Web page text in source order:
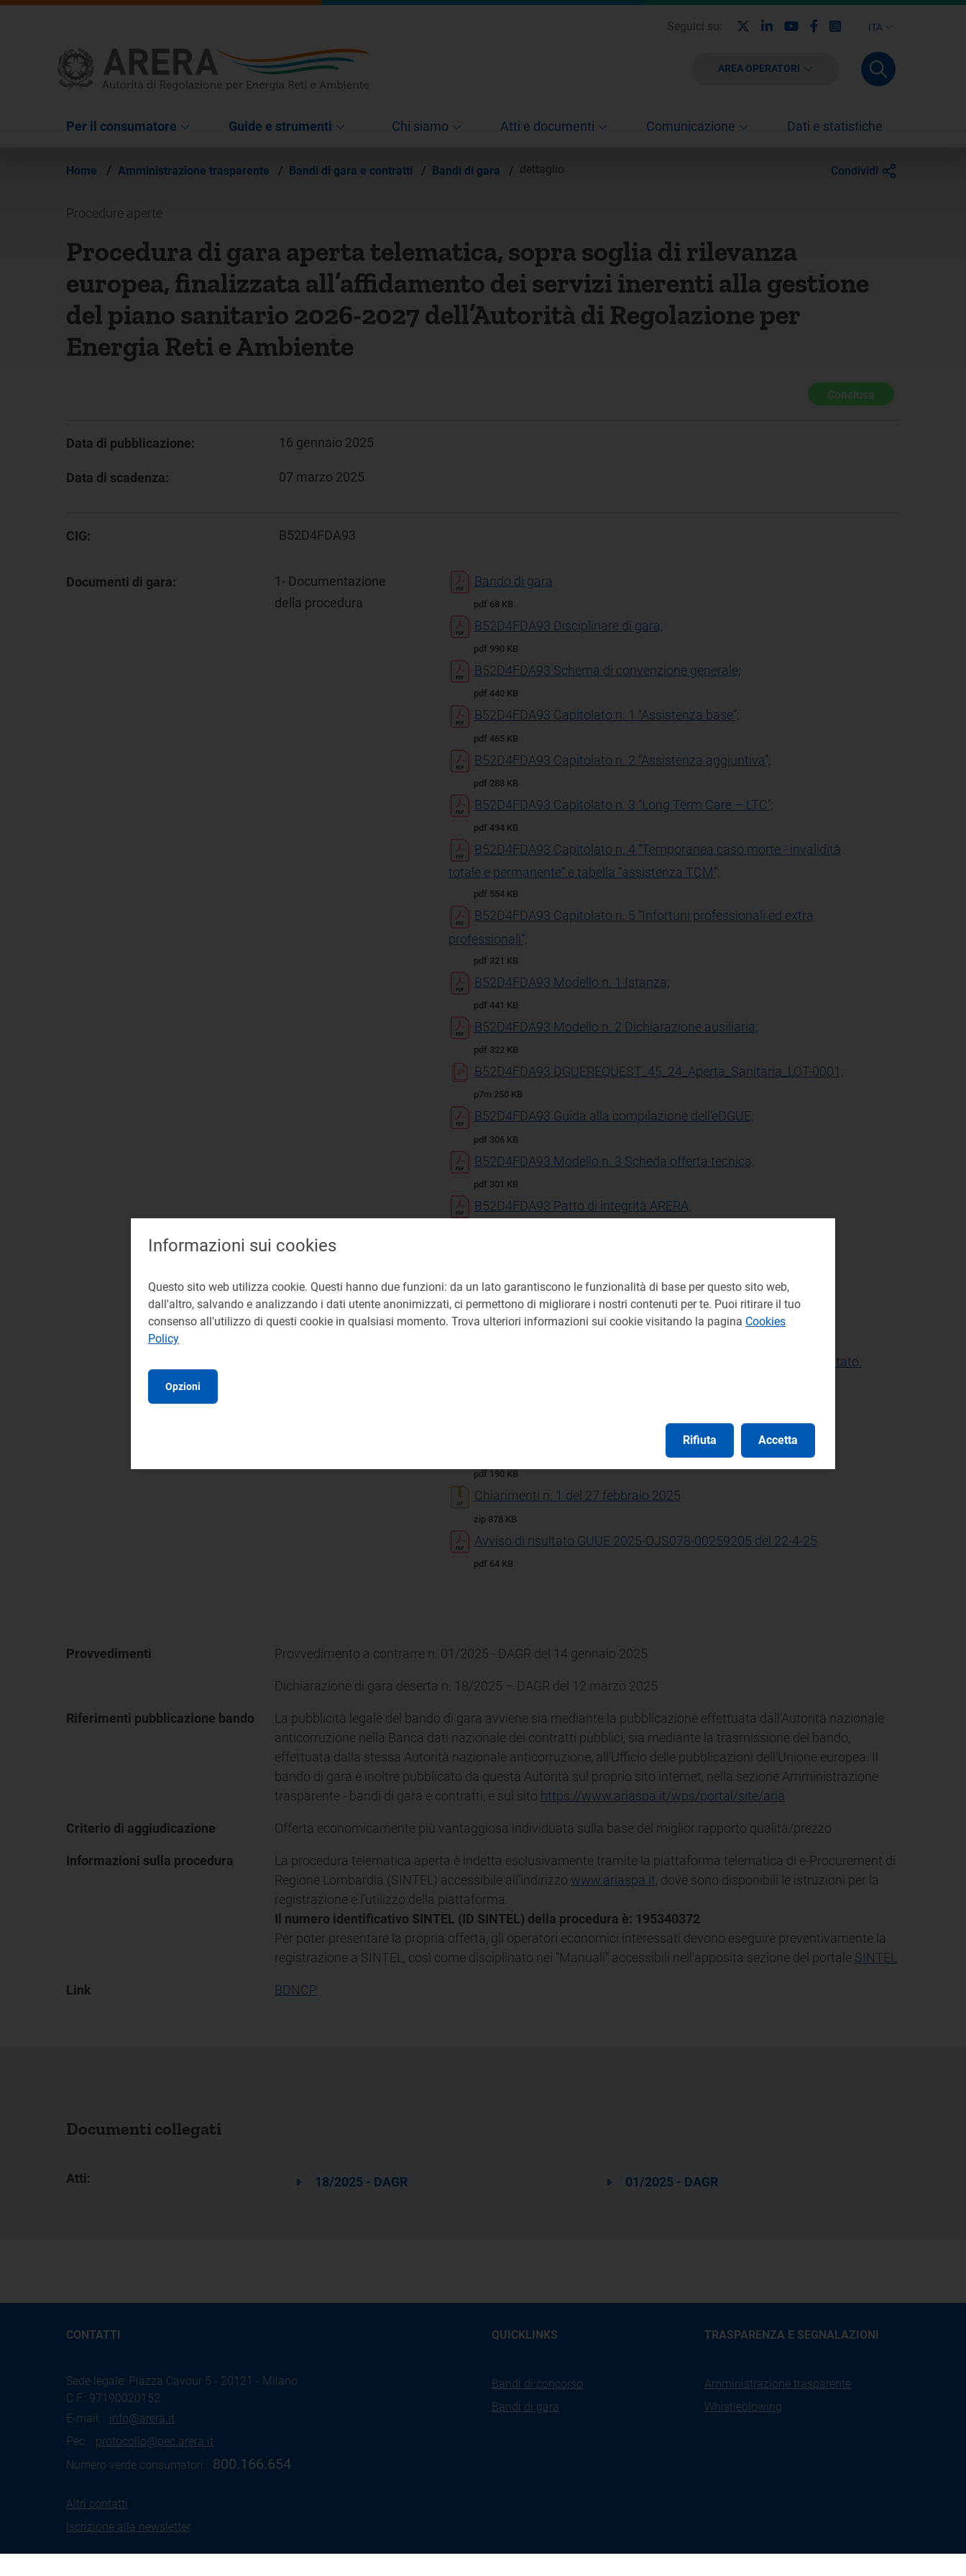
ITA
Seguici su: LinkedinYoutubeFacebook
Instagram
AREA OPERATORI
Per il consumatore Guide e strumenti Chi siamo Atti e documenti Comunicazione Dati e statistiche
Home / Amministrazione trasparente / Bandi di gara e contratti / Bandi di gara / dettaglio Condividi
Procedure aperte
Procedura di gara aperta telematica, sopra soglia di rilevanza
europea, finalizzata all’affidamento dei servizi inerenti alla gestione
del piano sanitario 2026-2027 dell’Autorità di Regolazione per
Energia Reti e Ambiente
Conclusa
Data di pubblicazione: 16 gennaio 2025
Data di scadenza: 07 marzo 2025
CIG: B52D4FDA93
Documenti di gara:
1- Documentazione
della procedura
Bando di gara
pdf 68 KB
B52D4FDA93 Disciplinare di gara;
pdf 990 KB
B52D4FDA93 Schema di convenzione generale;
pdf 440 KB
B52D4FDA93 Capitolato n. 1 “Assistenza base”;
pdf 465 KB
B52D4FDA93 Capitolato n. 2 “Assistenza aggiuntiva”;
pdf 288 KB
B52D4FDA93 Capitolato n. 3 “Long Term Care – LTC”;
pdf 494 KB
B52D4FDA93 Capitolato n. 4 “Temporanea caso morte - invalidità
totale e permanente” e tabella “assistenza TCM”;
pdf 554 KB
B52D4FDA93 Capitolato n. 5 “Infortuni professionali ed extra
professionali”;
pdf 321 KB
B52D4FDA93 Modello n. 1 Istanza;
pdf 441 KB
B52D4FDA93 Modello n. 2 Dichiarazione ausiliaria;
pdf 322 KB
B52D4FDA93 DGUEREQUEST_45_24_Aperta_Sanitaria_LOT-0001;
p7m 250 KB
B52D4FDA93 Guida alla compilazione dell’eDGUE;
pdf 306 KB
B52D4FDA93 Modello n. 3 Scheda offerta tecnica;
pdf 301 KB
B52D4FDA93 Patto di integrità ARERA;
pdf 338 KB
B52D4FDA93 e-DGUE-Creazione+Response+1+1+4;
B52D4FDA93 Documento di supporto la procedura in Sintel adattato.
Precisazioni n.2 del 27 febbraio 2025
pdf 190 KB
Chiarimenti n. 1 del 27 febbraio 2025
zip 878 KB
Avviso di risultato GUUE 2025-OJS078-00259205 del 22-4-25
pdf 64 KB
Provvedimenti Provvedimento a contrarre n. 01/2025 - DAGR del 14 gennaio 2025
Dichiarazione di gara deserta n. 18/2025 – DAGR del 12 marzo 2025
Riferimenti pubblicazione bando
La pubblicità legale del bando di gara avviene sia mediante la pubblicazione effettuata dall’Autorità nazionale
anticorruzione nella Banca dati nazionale dei contratti pubblici, sia mediante la trasmissione del bando,
effettuata dalla stessa Autorità nazionale anticorruzione, all’Ufficio delle pubblicazioni dell’Unione europea. Il
bando di gara è inoltre pubblicato da questa Autorità sul proprio sito internet, nella sezione Amministrazione
trasparente - bandi di gara e contratti, e sul sito https://www.ariaspa.it/wps/portal/site/aria
Criterio di aggiudicazione Offerta economicamente più vantaggiosa individuata sulla base del miglior rapporto qualità/prezzo
Informazioni sulla procedura
La procedura telematica aperta è indetta esclusivamente tramite la piattaforma telematica di e-Procurement di
Regione Lombardia (SINTEL) accessibile all’indirizzo www.ariaspa.it , dove sono disponibili le istruzioni per la
registrazione e l’utilizzo della piattaforma.
Il numero identificativo SINTEL (ID SINTEL) della procedura è: 195340372
Per poter presentare la propria offerta, gli operatori economici interessati devono eseguire preventivamente la
registrazione a SINTEL, così come disciplinato nei “Manuali” accessibili nell’apposita sezione del portale SINTEL
Link BDNCP
Documenti collegati
Atti: 18/2025 - DAGR 01/2025 - DAGR
CONTATTI
Sede legale: Piazza Cavour 5 - 20121 - Milano
C.F.: 97190020152
E-mail: info@arera.it
Pec: protocollo@pec.arera.it
Numero verde consumatori:
800.166.654
Altri contatti
Iscrizione alla newsletter
QUICKLINKS
Bandi di concorso
Bandi di gara
TRASPARENZA E SEGNALAZIONI
Amministrazione trasparente
Whistleblowing
Informazioni sui cookies
Questo sito web utilizza cookie. Questi hanno due funzioni: da un lato garantiscono le funzionalità di base per questo sito web,
dall'altro, salvando e analizzando i dati utente anonimizzati, ci permettono di migliorare i nostri contenuti per te. Puoi ritirare il tuo
consenso all'utilizzo di questi cookie in qualsiasi momento. Trova ulteriori informazioni sui cookie visitando la pagina Cookies
Policy
Opzioni
Rifiuta Accetta